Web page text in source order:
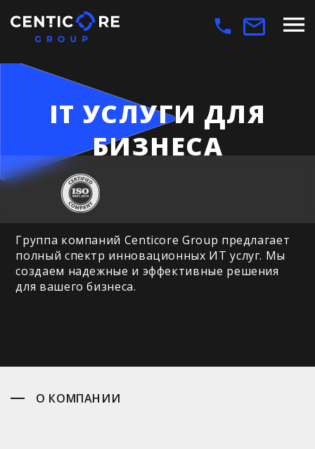
IT УСЛУГИ ДЛЯ
БИЗНЕСА
Группа компаний Centicore Group предлагает
полный спектр инновационных ИТ услуг. Мы
создаем надежные и эффективные решения
для вашего бизнеса.
О КОМПАНИИ